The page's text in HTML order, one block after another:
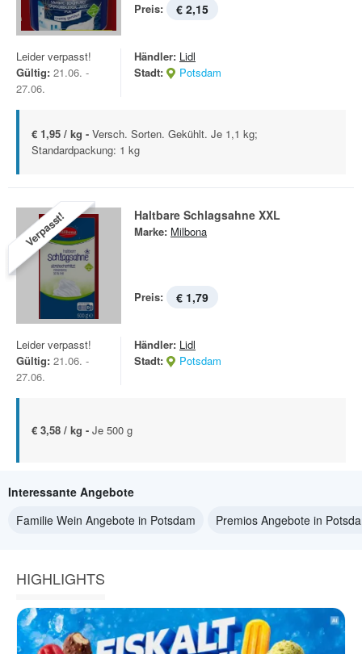
Preis: € 2,15
Leider verpasst!
Gültig: 21.06. -
27.06.
Händler: Lidl
Stadt:
Potsdam
€ 1,95 / kg - Versch. Sorten. Gekühlt. Je 1,1 kg;
Standardpackung: 1 kg
Verpasst! Haltbare Schlagsahne XXL
Marke: Milbona
Preis: € 1,79
Leider verpasst!
Gültig: 21.06. -
27.06.
Händler: Lidl
Stadt:
Potsdam
€ 3,58 / kg - Je 500 g
Interessante Angebote
Familie Wein Angebote in Potsdam
Premios Angebote in
HIGHLIGHTS